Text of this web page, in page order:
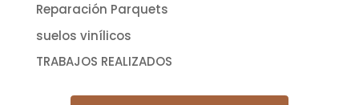
Reparación Parquets
suelos vinílicos
TRABAJOS REALIZADOS